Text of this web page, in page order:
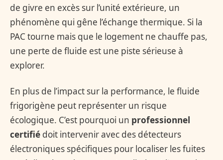
de givre en excès sur l’unité extérieure, un
phénomène qui gêne l’échange thermique. Si la
PAC tourne mais que le logement ne chauffe pas,
une perte de fluide est une piste sérieuse à
explorer.
En plus de l’impact sur la performance, le fluide
frigorigène peut représenter un risque
écologique. C’est pourquoi un professionnel
certifié doit intervenir avec des détecteurs
électroniques spécifiques pour localiser les fuites